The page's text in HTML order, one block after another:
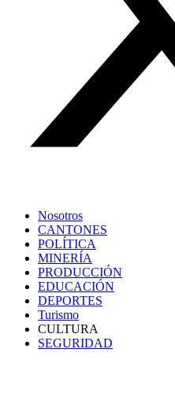
Nosotros
CANTONES
POLÍTICA
MINERÍA
PRODUCCIÓN
EDUCACIÓN
DEPORTES
Turismo
CULTURA
SEGURIDAD